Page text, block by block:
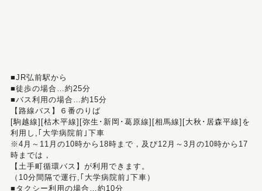
■JR弘前駅から
■徒歩の場合…約25分
■バス利用の場合…約15分
【路線バス】６番のりば
[駒越線][枯木平線][弥生･新岡･葛原線][相馬線][大秋･居森平線]を
利用し,｢大学病院前｣下車
※4月～11月の10時から18時まで，及び12月～3月の10時から17
時までは，
【土手町循環バス】が利用できます。
（10分間隔で運行,｢大学病院前｣下車）
■タクシー利用の場合…約10分